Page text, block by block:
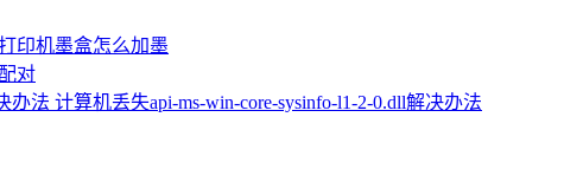
印机墨盒怎么加墨
对
计算机丢失api-ms-win-core-sysinfo-l1-2-0.dll解决办法